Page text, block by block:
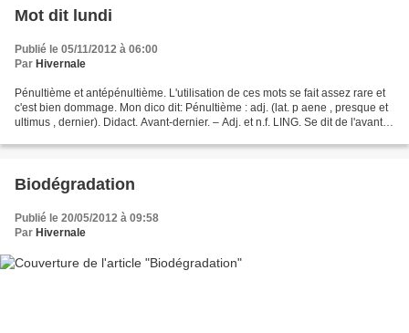
Mot dit lundi
Publié le 05/11/2012 à 06:00
Par Hivernale
Pénultième et antépénultième. L'utilisation de ces mots se fait assez rare et
c'est bien dommage. Mon dico dit: Pénultième : adj. (lat. p aene , presque et
ultimus , dernier). Didact. Avant-dernier. – Adj. et n.f. LING. Se dit de l'avant-
Biodégradation
Publié le 20/05/2012 à 09:58
Par Hivernale